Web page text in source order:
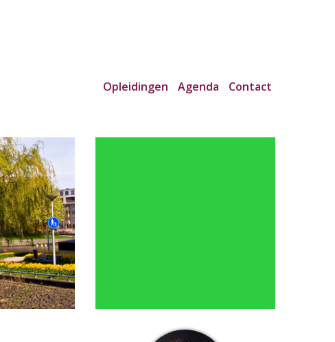
Opleidingen Agenda Contact